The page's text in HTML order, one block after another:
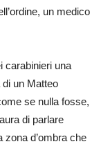
un medico
carabinieri una
un Matteo
se nulla fosse,
di parlare
d’ombra che